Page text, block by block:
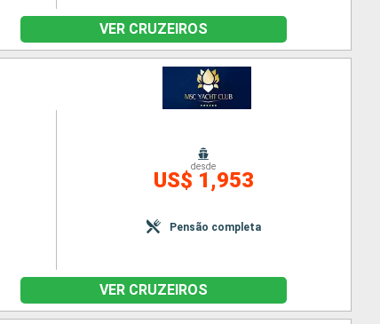
VER CRUZEIROS
desde
US$ 1,953
Pensão completa
VER CRUZEIROS